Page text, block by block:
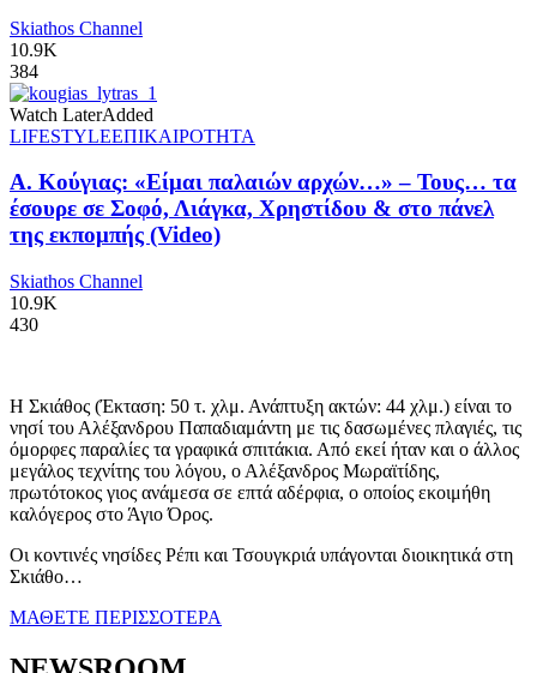
Skiathos Channel
10.9K
384
Watch LaterAdded
LIFESTYLEΕΠΙΚΑΙΡΟΤΗΤΑ
Α. Κούγιας: «Είμαι παλαιών αρχών…» – Τους… τα
έσουρε σε Σοφό, Λιάγκα, Χρηστίδου & στο πάνελ
της εκπομπής (Video)
Skiathos Channel
10.9K
430
Η Σκιάθος (Έκταση: 50 τ. χλμ. Ανάπτυξη ακτών: 44 χλμ.) είναι το
νησί του Αλέξανδρου Παπαδιαμάντη με τις δασωμένες πλαγιές, τις
όμορφες παραλίες τα γραφικά σπιτάκια. Από εκεί ήταν και ο άλλος
μεγάλος τεχνίτης του λόγου, ο Αλέξανδρος Μωραϊτίδης,
πρωτότοκος γιος ανάμεσα σε επτά αδέρφια, ο οποίος εκοιμήθη
καλόγερος στο Άγιο Όρος.
Οι κοντινές νησίδες Ρέπι και Τσουγκριά υπάγονται διοικητικά στη
Σκιάθο…
ΜΑΘΕΤΕ ΠΕΡΙΣΣΟΤΕΡΑ